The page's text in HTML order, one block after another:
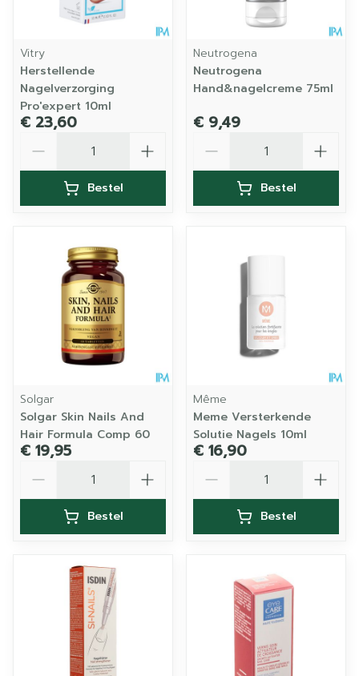
Vitry
Herstellende
Nagelverzorging
Pro'expert 10ml
€ 23,60
Bestel
Neutrogena
Neutrogena
Hand&nagelcreme 75ml
€ 9,49
Bestel
Solgar
Solgar Skin Nails And
Hair Formula Comp 60
€ 19,95
Bestel
Même
Meme Versterkende
Solutie Nagels 10ml
€ 16,90
Bestel